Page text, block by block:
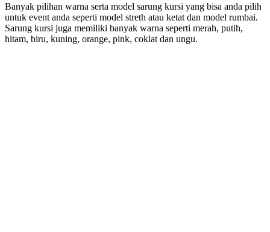
Banyak pilihan warna serta model sarung kursi yang bisa anda pilih
untuk event anda seperti model streth atau ketat dan model rumbai.
Sarung kursi juga memiliki banyak warna seperti merah, putih,
hitam, biru, kuning, orange, pink, coklat dan ungu.